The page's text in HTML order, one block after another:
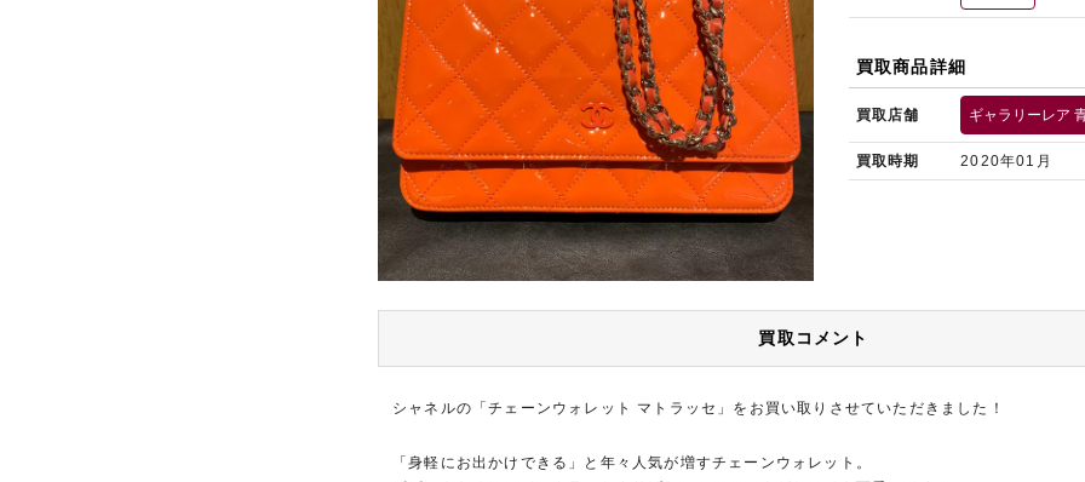
買取商品詳細
買取店舗 ギャラリーレア
買取時期 2020年01月
買取コメント
シャネルの「チェーンウォレット マトラッセ」をお買い取りさせていただきました！
「身軽にお出かけできる」と年々人気が増すチェーンウォレット。